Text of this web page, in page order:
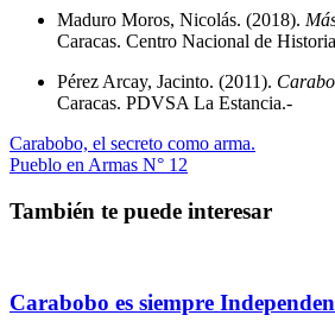
Maduro Moros, Nicolás. (2018).
Caracas. Centro Nacional de
Pérez Arcay, Jacinto. (2011).
Caracas. PDVSA La Estancia.-
Navegación
de
entradas
Carabobo, el secreto como arma.
Pueblo en Armas N° 12
También te puede interesar
Carabobo es siempre